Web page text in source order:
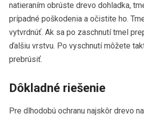
natieraním obrúste drevo dohladka,
prípadné poškodenia a očistite ho.
vytvrdnúť. Ak sa po zaschnutí tmel
ďalšiu vrstvu. Po vyschnutí môžete
prebrúsiť.
Dôkladné riešenie
Pre dlhodobú ochranu najskôr drevo